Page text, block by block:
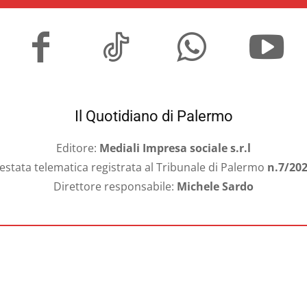
Il Quotidiano di Palermo
Editore: Mediali Impresa sociale s.r.l
telematica registrata al Tribunale di Palermo n.7/
Direttore responsabile: Michele Sardo